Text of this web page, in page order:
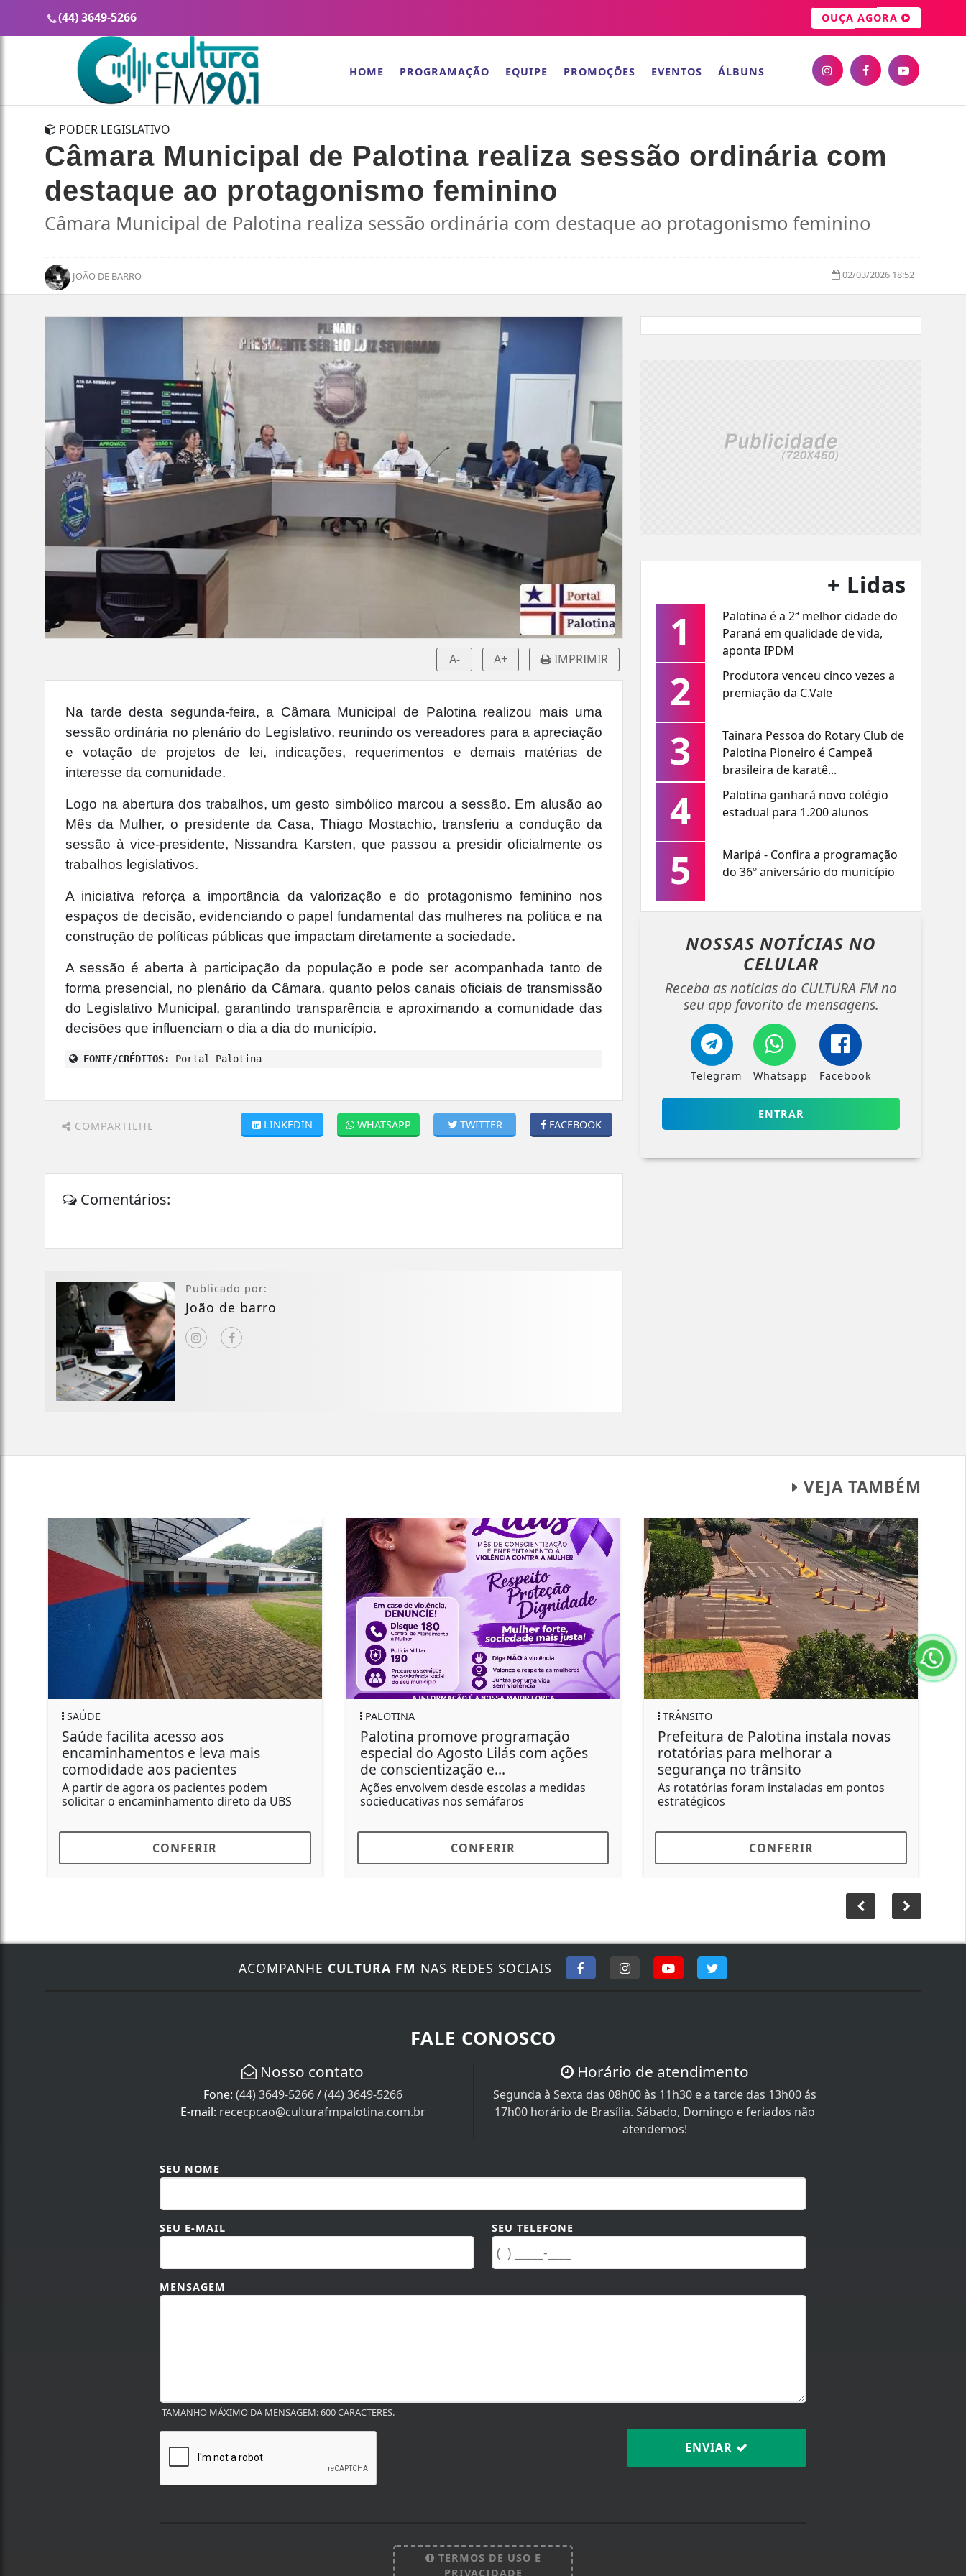
(44) 3649-5266 OUÇA AGORA
HOME PROGRAMAÇÃO EQUIPE PROMOÇÕES EVENTOS ÁLBUNS
PODER LEGISLATIVO
Câmara Municipal de Palotina realiza sessão ordinária com
destaque ao protagonismo feminino
Câmara Municipal de Palotina realiza sessão ordinária com destaque ao protagonismo feminino
JOÃO DE BARRO 02/03/2026 18:52
A- A+ IMPRIMIR
Na tarde desta segunda-feira, a Câmara Municipal de Palotina realizou mais uma
sessão ordinária no plenário do Legislativo, reunindo os vereadores para a apreciação
e votação de projetos de lei, indicações, requerimentos e demais matérias de
interesse da comunidade.
Logo na abertura dos trabalhos, um gesto simbólico marcou a sessão. Em alusão ao
Mês da Mulher, o presidente da Casa, Thiago Mostachio, transferiu a condução da
sessão à vice-presidente, Nissandra Karsten, que passou a presidir oficialmente os
trabalhos legislativos.
A iniciativa reforça a importância da valorização e do protagonismo feminino nos
espaços de decisão, evidenciando o papel fundamental das mulheres na política e na
construção de políticas públicas que impactam diretamente a sociedade.
A sessão é aberta à participação da população e pode ser acompanhada tanto de
forma presencial, no plenário da Câmara, quanto pelos canais oficiais de transmissão
do Legislativo Municipal, garantindo transparência e aproximando a comunidade das
decisões que influenciam o dia a dia do município.
FONTE/CRÉDITOS: Portal Palotina
COMPARTILHE FACEBOOK
TWITTER
WHATSAPP
LINKEDIN
Comentários:
Publicado por:
João de barro
+ Lidas
1
Palotina é a 2ª melhor cidade do
Paraná em qualidade de vida,
aponta IPDM
2
Produtora venceu cinco vezes a
premiação da C.Vale
3
Tainara Pessoa do Rotary Club de
Palotina Pioneiro é Campeã
brasileira de karatê...
4
Palotina ganhará novo colégio
estadual para 1.200 alunos
5
Maripá - Confira a programação
do 36º aniversário do município
NOSSAS NOTÍCIASNO
CELULAR
Receba as notícias do CULTURA FM no
seu app favorito de mensagens.
Telegram Whatsapp Facebook
ENTRAR
VEJA TAMBÉM
acesso aos
e leva mais
aos pacientes
agora os pacientes podem
direto da UBS
Palotina promove programação
especial do Agosto Lilás com ações
de conscientização e...
Ações envolvem desde escolas a medidas
socieducativas nos semáfaros
Prefeitura de Palotina instala novas
rotatórias para melhorar a
segurança no trânsito
As rotatórias foram instaladas em pontos
Prefeitura e APMF
de novo muro no
Antigo muro foi retirado
ACOMPANHE CULTURA FM NAS REDES SOCIAIS
FALE CONOSCO
Nosso contato
Fone: (44) 3649-5266/(44) 3649-5266
E-mail: rececpcao@culturafmpalotina.com.br
Horário de atendimento
Segunda à Sexta das 08h00 às 11h30 e a tarde das 13h00 ás
17h00 horário de Brasília. Sábado, Domingo e feriados não
atendemos!
SEU NOME
SEU E-MAIL SEU TELEFONE
MENSAGEM
TAMANHO MÁXIMO DA MENSAGEM: 600 CARACTERES.
ENVIAR
TERMOS DE USO E
PRIVACIDADE